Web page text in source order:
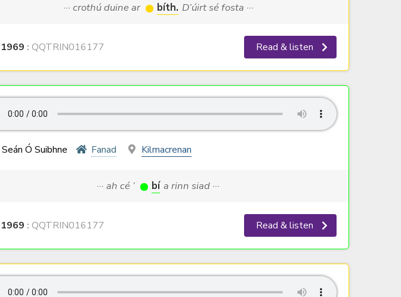
··· crothú duine ar bíth. D’úirt sé fosta ···
1969 : QQTRIN016177 Read & listen
Seán Ó Suibhne Fanad Kilmacrenan
··· ah cé ’ bí a rinn siad ···
1969 : QQTRIN016177 Read & listen